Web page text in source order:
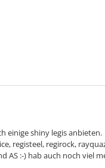
einige shiny legis anbieten.
registeel, regirock,
AS :-) hab auch noch